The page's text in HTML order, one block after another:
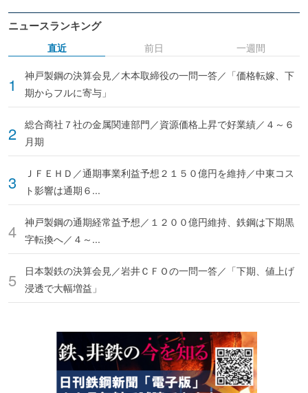
ニュースランキング
直近
神戸製鋼の決算会見／木本取締役の一問一答／「価格転嫁、下
期からフルに寄与」
総合商社７社の金属関連部門／資源価格上昇で好業績／４～６
月期
ＪＦＥＨＤ／通期事業利益予想２１５０億円を維持／中東コス
ト影響は通期６...
神戸製鋼の通期経常益予想／１２００億円維持、鉄鋼は下期黒
字転換へ／４～...
日本製鉄の決算会見／岩井ＣＦＯの一問一答／「下期、値上げ
浸透で大幅増益」
前日 一週間